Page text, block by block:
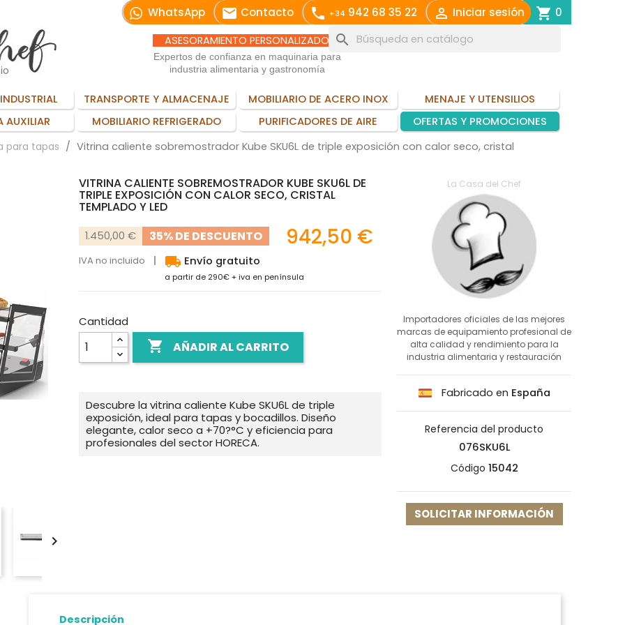
WhatsApp email Contacto call +34 942 68 35 22  Iniciar sesión shopping_cart 0
ASESORAMIENTO PERSONALIZADO
Expertos de confianza en maquinaria para
industria alimentaria y gastronomía
search
TRANSPORTE Y ALMACENAJE MOBILIARIO DE ACERO INOX
MENAJE Y UTENSILIOS
AUXILIAR
MOBILIARIO REFRIGERADO PURIFICADORES DE AIRE OFERTAS Y PROMOCIONES
para tapas Vitrina caliente sobremostrador Kube SKU6L de triple exposición con calor seco, cristal

VITRINA CALIENTE SOBREMOSTRADOR KUBE SKU6L DE
TRIPLE EXPOSICIÓN CON CALOR SECO, CRISTAL
TEMPLADO Y LED
1.450,00 € 35% DE DESCUENTO 942,50 €
IVA no incluido local_shipping Envío gratuito
a partir de 290€ + iva en península
Cantidad
 AÑADIR AL CARRITO
Descubre la vitrina caliente Kube SKU6L de triple
exposición, ideal para tapas y bocadillos. Diseño
elegante, calor seco a +70?°C y eficiencia para
profesionales del sector HORECA.
La Casa del Chef
Importadores oficiales de las mejores
marcas de equipamiento profesional de
alta calidad y rendimiento para la
industria alimentaria y restauración
Fabricado en España
Referencia del producto
076SKU6L
Código 15042
SOLICITAR INFORMACIÓN
Descripción